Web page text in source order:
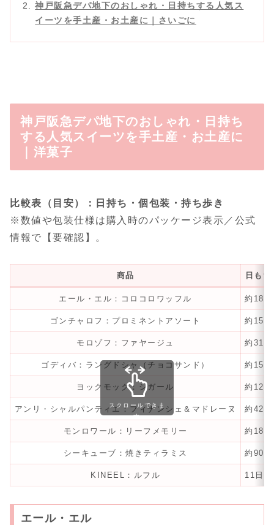
神戸阪急デパ地下のおしゃれ・日持ちする人気ス
イーツを手土産・お土産に｜さいごに
神戸阪急デパ地下のおしゃれ・日持ち
する人気スイーツを手土産・お土産に
｜洋菓子
比較表（目安）：日持ち・個包装・持ち歩き
※数値や包装仕様は購入時のパッケージ表示／公式
情報で【要確認】。
商品 日も
エール・エル：コロコロワッフル 約180
ゴンチャロフ：プロミネントアソート 約150
モロゾフ：ファヤージュ 約315
ゴディバ：ラングドシャ（チョコサンド） 約150
ヨックモック：シガール 約120
アンリ・シャルパンティエ：フィナンシェ＆マドレーヌ 約42日
モンロワール：リーフメモリー 約180
シーキューブ：焼きティラミス 約90日
KINEEL：ルフル 11日
スクロールできま
す
エール・エル